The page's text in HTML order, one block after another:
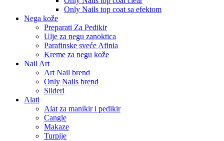
Only Nails top coat sa efektom
Nega kože
Preparati Za Pedikir
Ulje za negu zanoktica
Parafinske sveće Afinia
Kreme za negu kože
Nail Art
Art Nail brend
Only Nails brend
Slideri
Alati
Alat za manikir i pedikir
Cangle
Makaze
Turpije